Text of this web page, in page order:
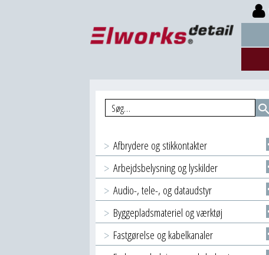
Afbrydere og stikkontakter
Arbejdsbelysning og lyskilder
Audio-, tele-, og dataudstyr
Byggepladsmateriel og værktøj
Fastgørelse og kabelkanaler